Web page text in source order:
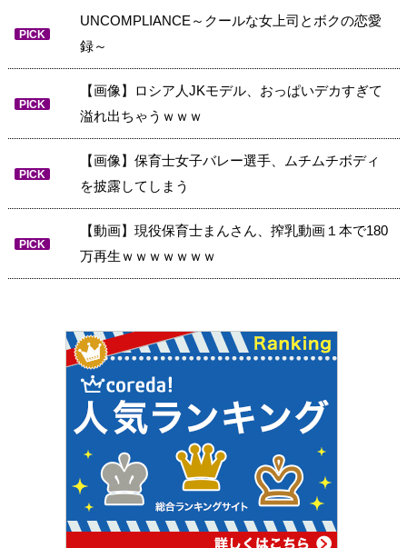
PICK
UNCOMPLIANCE～クールな女上司とボクの恋愛
録～
PICK
【画像】ロシア人JKモデル、おっぱいデカすぎて
溢れ出ちゃうｗｗｗ
PICK
【画像】保育士女子バレー選手、ムチムチボディ
を披露してしまう
PICK
【動画】現役保育士まんさん、搾乳動画１本で180
万再生ｗｗｗｗｗｗｗ